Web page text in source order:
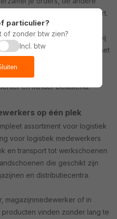
en lossen of intern transport.
te kiezen die past bij
wat je nodig hebt tijdens het
de weg zit of niet aansluit op
je werk niet alleen
en minder belastend.
op één plek
assortiment voor logistiek
voor logistiek medewerkers
en transport tot werkschoenen
die geschikt zijn
en distributiecentra.
magazijnmedewerker of in
vinden zonder lang te
particulier?
of zonder btw zien?
Incl. btw